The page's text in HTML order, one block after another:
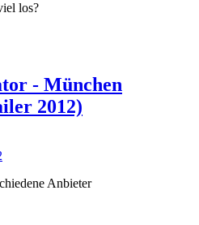
los?
- München
2012)
Anbieter